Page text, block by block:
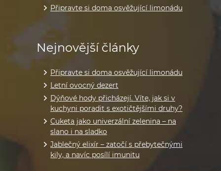
Připravte si doma osvěžující limonádu
Nejnovější články
Připravte si doma osvěžující limonádu
Letní ovocný dezert
Dýňové hody přicházejí. Víte, jak si v
kuchyni poradit s exotičtějšími druhy?
Cuketa jako univerzální zelenina – na
slano i na sladko
Jablečný elixír – zatočí s přebytečnými
kily, a navíc posílí imunitu